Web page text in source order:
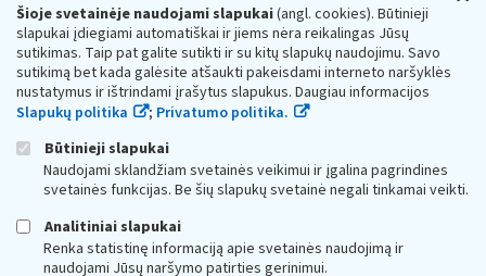
Šioje svetainėje naudojami slapukai(angl. cookies). Būtinieji
slapukai įdiegiami automatiškai ir jiems nėra reikalingas Jūsų
sutikimas. Taip pat galite sutikti ir su kitų slapukų naudojimu. Savo
sutikimą bet kada galėsite atšaukti pakeisdami interneto naršyklės
nustatymus ir ištrindami įrašytus slapukus. Daugiau informacijos
Slapukų politika
; Privatumo politika.
Būtinieji slapukai
Naudojami sklandžiam svetainės veikimui ir įgalina pagrindines
svetainės funkcijas. Be šių slapukų svetainė negali tinkamai veikti.
Analitiniai slapukai
Renka statistinę informaciją apie svetainės naudojimą ir
naudojami Jūsų naršymo patirties gerinimui.
Respublikos finansų ministerijos
Biudžetinė įstaiga. Juridinio asmens kodas — 188659752,
adresas: Vasario 16-osios g. 14, 01107 Vilnius, Lietuva, el.paštas:
vmi@vmi.lt, E. pristatymo dėžutės adresas 188659752
Duomenys apie Valstybinę mokesčių inspekciją prie Lietuvos
Respublikos finansų ministerijos kaupiami ir saugomi Juridinių